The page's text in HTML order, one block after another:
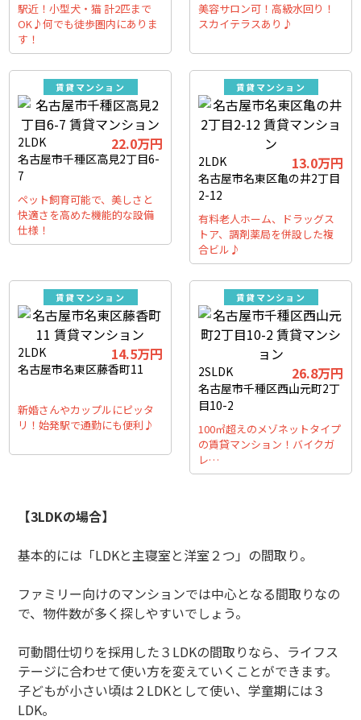
駅近！小型犬・猫 計2匹まで
OK♪何でも徒歩圏内にありま
す！
美容サロン可！高級水回り！
スカイテラスあり♪
賃貸マンション
2LDK 22.0万円
名古屋市千種区高見2丁目6-
7
ペット飼育可能で、美しさと
快適さを高めた機能的な設備
仕様！
賃貸マンション
2LDK 13.0万円
名古屋市名東区亀の井2丁目
2-12
有料老人ホーム、ドラッグス
トア、調剤薬局を併設した複
合ビル♪
賃貸マンション
2LDK 14.5万円
名古屋市名東区藤香町11
新婚さんやカップルにピッタ
リ！始発駅で通勤にも便利♪
賃貸マンション
2SLDK 26.8万円
名古屋市千種区西山元町2丁
目10-2
100㎡超えのメゾネットタイプ
の賃貸マンション！バイクガ
レ…
【3LDKの場合】
基本的には「LDKと主寝室と洋室２つ」の間取り。
ファミリー向けのマンションでは中心となる間取りなの
で、物件数が多く探しやすいでしょう。
可動間仕切りを採用した３LDKの間取りなら、ライフス
テージに合わせて使い方を変えていくことができます。
子どもが小さい頃は２LDKとして使い、学童期には３
LDK。